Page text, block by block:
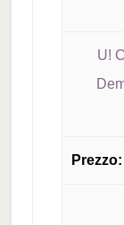
U!